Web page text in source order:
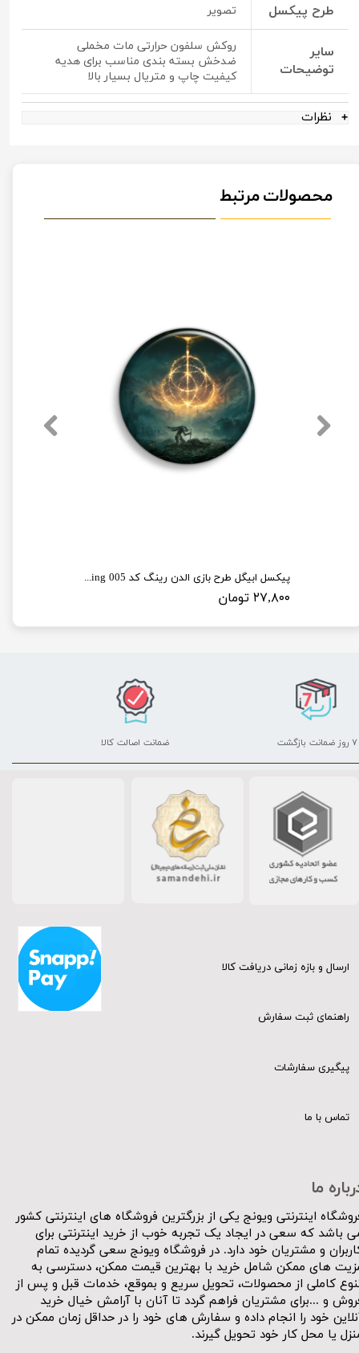
طرح پیکسل تصویر
سایر
توضیحات
روکش سلفون حرارتی مات مخملی
ضدخش بسته بندی مناسب برای هدیه
کیفیت چاپ و متریال بسیار بالا
نظرات
محصولات مرتبط
پیکسل ابیگل طرح بازی الدن رینگ کد elden ring 005
۲۷,۸۰۰ تومان
ما
اینترنتی ویونج یکی از بزرگترین فروشگاه های اینترنتی کشور
باشد که سعی در ایجاد یک تجربه خوب از خرید اینترنتی برای
و مشتریان خود دارد. در فروشگاه ویونج سعی گردیده تمام
های ممکن شامل خرید با بهترین قیمت ممکن، دسترسی به
کاملی از محصولات، تحویل سریع و بموقع، خدمات قبل و پس از
و ...برای مشتریان فراهم گردد تا آنان با آرامش خیال خرید
خود را انجام داده و سفارش های خود را در حداقل زمان ممکن در
یا محل کار خود تحویل گیرند.​​​​​​​
ارسال و بازه زمانی دریافت کالا
راهنمای ثبت سفارش
پیگیری سفارشات
تماس با ما
۷ روز ضمانت بازگشت ضمانت اصالت کالا